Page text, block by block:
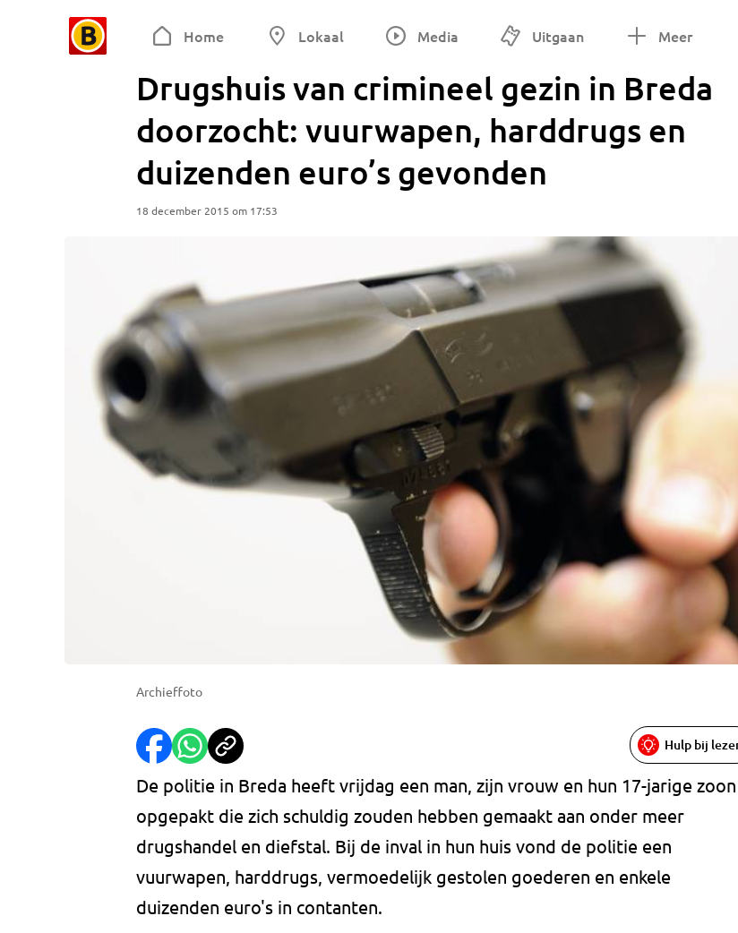
Home Lokaal Media Uitgaan Meer
Drugshuis van crimineel gezin in Breda
doorzocht: vuurwapen, harddrugs en
duizenden euro’s gevonden
18 december 2015 om 17:53
Archieffoto
Hulp bij
De politie in Breda heeft vrijdag een man, zijn vrouw en hun 17-jarige zoon
opgepakt die zich schuldig zouden hebben gemaakt aan onder meer
drugshandel en diefstal. Bij de inval in hun huis vond de politie een
vuurwapen, harddrugs, vermoedelijk gestolen goederen en enkele
duizenden euro's in contanten.